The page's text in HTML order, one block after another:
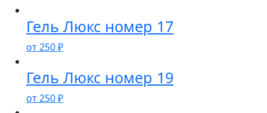
Гель Люкс номер 17
от250₽
Гель Люкс номер 19
от250₽